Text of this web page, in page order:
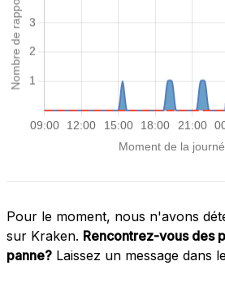
Pour le moment, nous n'avons
sur Kraken. Rencontrez-vous des
panne? Laissez un message dans